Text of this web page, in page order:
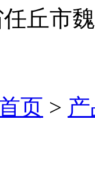
丘市
页 >